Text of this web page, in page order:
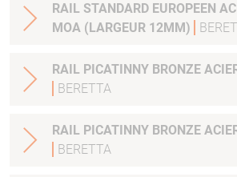
RAIL STANDARD EUROPEEN
MOA (LARGEUR 12MM)
RAIL PICATINNY BRONZE
BERETTA
RAIL PICATINNY BRONZE
BERETTA